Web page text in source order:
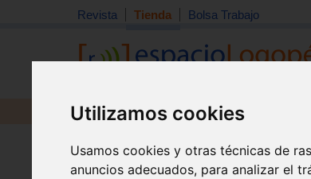
Utilizamos cookies
Usamos cookies y otras técnicas de
anuncios adecuados, para analizar el
Revista Tienda Bolsa Trabajo
Revista Libros Material